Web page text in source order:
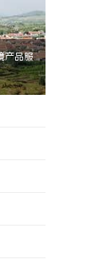
产品服